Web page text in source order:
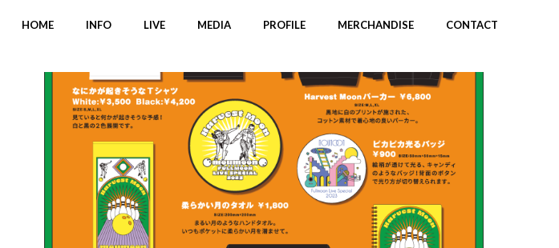
HOME INFO LIVE MEDIA PROFILE MERCHANDISE CONTACT